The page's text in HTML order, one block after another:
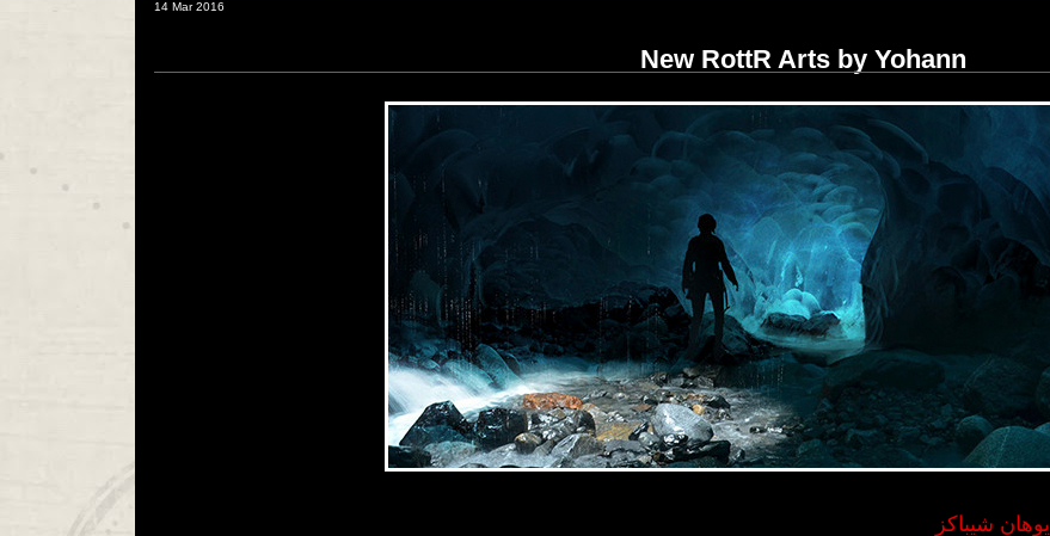
14 Mar 2016
New RottR Arts by Yohann
يوهان شيباكز